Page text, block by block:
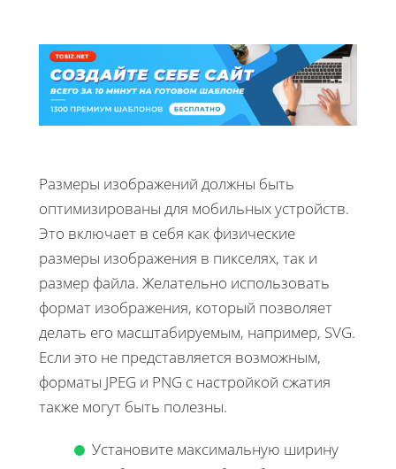
Размеры изображений должны быть
оптимизированы для мобильных устройств.
Это включает в себя как физические
размеры изображения в пикселях, так и
размер файла. Желательно использовать
формат изображения, который позволяет
делать его масштабируемым, например, SVG.
Если это не представляется возможным,
форматы JPEG и PNG с настройкой сжатия
также могут быть полезны.
Установите максимальную ширину